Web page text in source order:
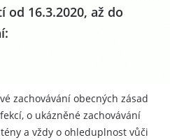
16.3.2020, až do
zachovávání obecných zásad
o ukázněné zachovávání
a vždy o ohleduplnost vůči